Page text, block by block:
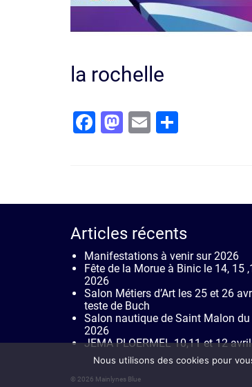
la rochelle
Facebook
Mastodon
Email
Articles récents
Manifestations à venir sur 2026
Fête de la Morue à Binic le 14, 15
2026
Salon Métiers d’Art les 25 et 26
teste de Buch
Salon nautique de Saint Malon
2026
JEMA PLOERMEL 10,11 et 12
© 2026 Mainlynes Blue
Nous utilisons des cookies pour